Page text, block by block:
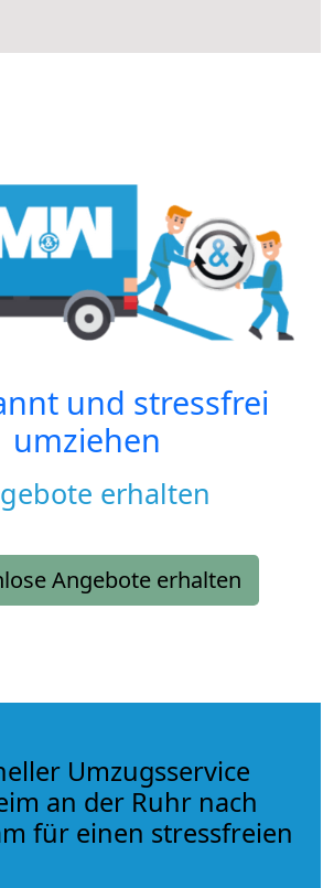
und stressfrei
umziehen
erhalten
Angebote erhalten
Umzugsservice
an der Ruhr nach
für einen stressfreien